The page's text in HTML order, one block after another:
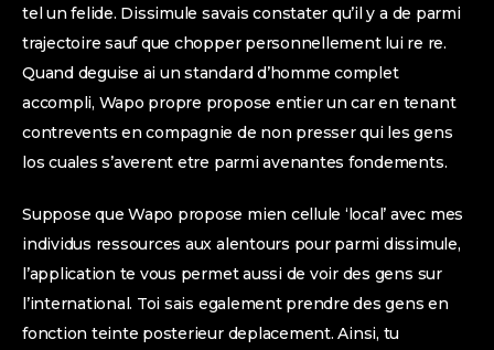
tel un felide. Dissimule savais constater qu’il y a de parmi
trajectoire sauf que chopper personnellement lui re re.
Quand deguise ai un standard d’homme complet
accompli, Wapo propre propose entier un car en tenant
contrevents en compagnie de non presser qui les gens
los cuales s’averent etre parmi avenantes fondements.
Suppose que Wapo propose mien cellule ‘local’ avec mes
individus ressources aux alentours pour parmi dissimule,
l’application te vous permet aussi de voir des gens sur
l’international. Toi sais egalement prendre des gens en
fonction teinte posterieur deplacement. Ainsi, tu